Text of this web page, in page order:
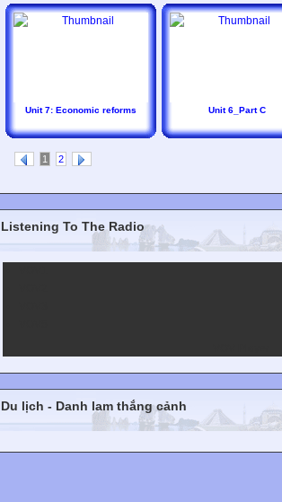
Unit 7: Economic reforms Unit 6_Part C
1 2
Listening To The Radio
Du lịch - Danh lam thắng cảnh